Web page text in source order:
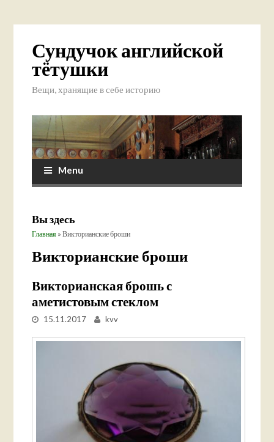
Сундучок английской
тётушки
Вещи, хранящие в себе историю
Menu
Вы здесь
Главная » Викторианские броши
Викторианские броши
Викторианская брошь с
аметистовым стеклом
15.11.2017 kvv